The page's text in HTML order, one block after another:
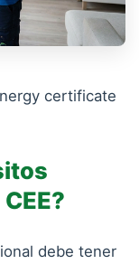
certificate
debe tener